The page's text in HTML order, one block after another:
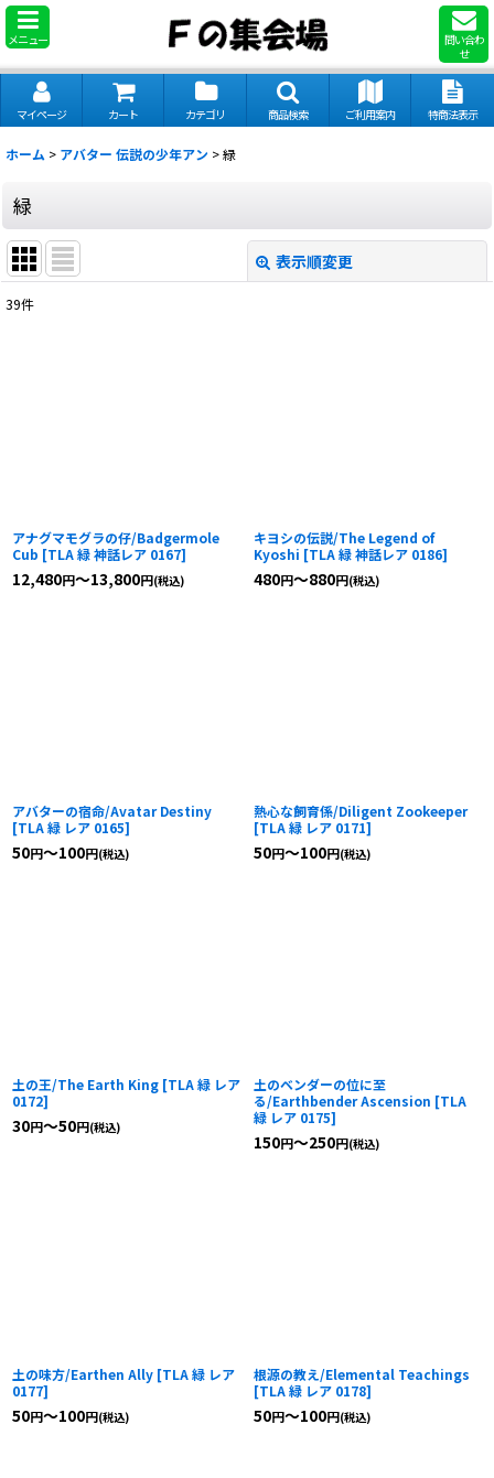
メニュー
問い合わ
せ
マイページ カート カテゴリ 商品検索 ご利用案内 特商法表示
ホーム > アバター 伝説の少年アン >緑
緑
表示順変更
39件
アナグマモグラの仔/Badgermole
Cub [TLA 緑 神話レア 0167]
12,480円～13,800円(税込)
キヨシの伝説/The Legend of
Kyoshi [TLA 緑 神話レア 0186]
480円～880円(税込)
アバターの宿命/Avatar Destiny
[TLA 緑 レア 0165]
50円～100円(税込)
熱心な飼育係/Diligent Zookeeper
[TLA 緑 レア 0171]
50円～100円(税込)
土の王/The Earth King [TLA 緑 レア
0172]
30円～50円(税込)
土のベンダーの位に至
る/Earthbender Ascension [TLA
緑 レア 0175]
150円～250円(税込)
土の味方/Earthen Ally [TLA 緑 レア
0177]
50円～100円(税込)
根源の教え/Elemental Teachings
[TLA 緑 レア 0178]
50円～100円(税込)